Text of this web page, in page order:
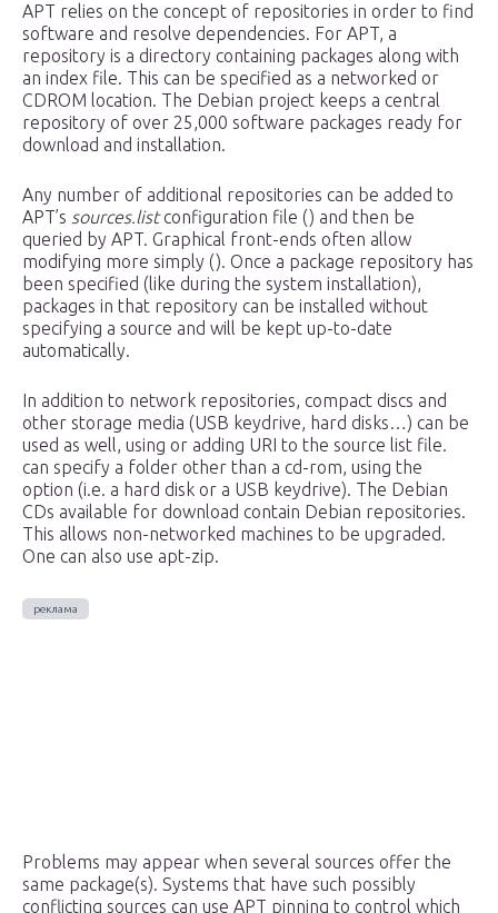
APT relies on the concept of repositories in order to find
software and resolve dependencies. For APT, a
repository is a directory containing packages along with
an index file. This can be specified as a networked or
CDROM location. The Debian project keeps a central
repository of over 25,000 software packages ready for
download and installation.
Any number of additional repositories can be added to
APT’s sources.listconfiguration file () and then be
queried by APT. Graphical front-ends often allow
modifying more simply (). Once a package repository has
been specified (like during the system installation),
packages in that repository can be installed without
specifying a source and will be kept up-to-date
automatically.
In addition to network repositories, compact discs and
other storage media (USB keydrive, hard disks…) can be
used as well, using or adding URI to the source list file.
can specify a folder other than a cd-rom, using the
option (i.e. a hard disk or a USB keydrive). The Debian
CDs available for download contain Debian repositories.
This allows non-networked machines to be upgraded.
One can also use apt-zip.
Problems may appear when several sources offer the
same package(s). Systems that have such possibly
conflicting sources can use APT pinning to control which